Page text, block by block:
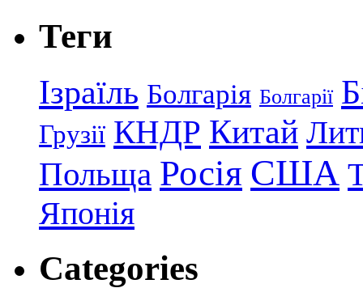
Теги
Ізраїль Болгарія Болгарії
Грузії КНДР Китай
Польща Росія США
Японія
Categories